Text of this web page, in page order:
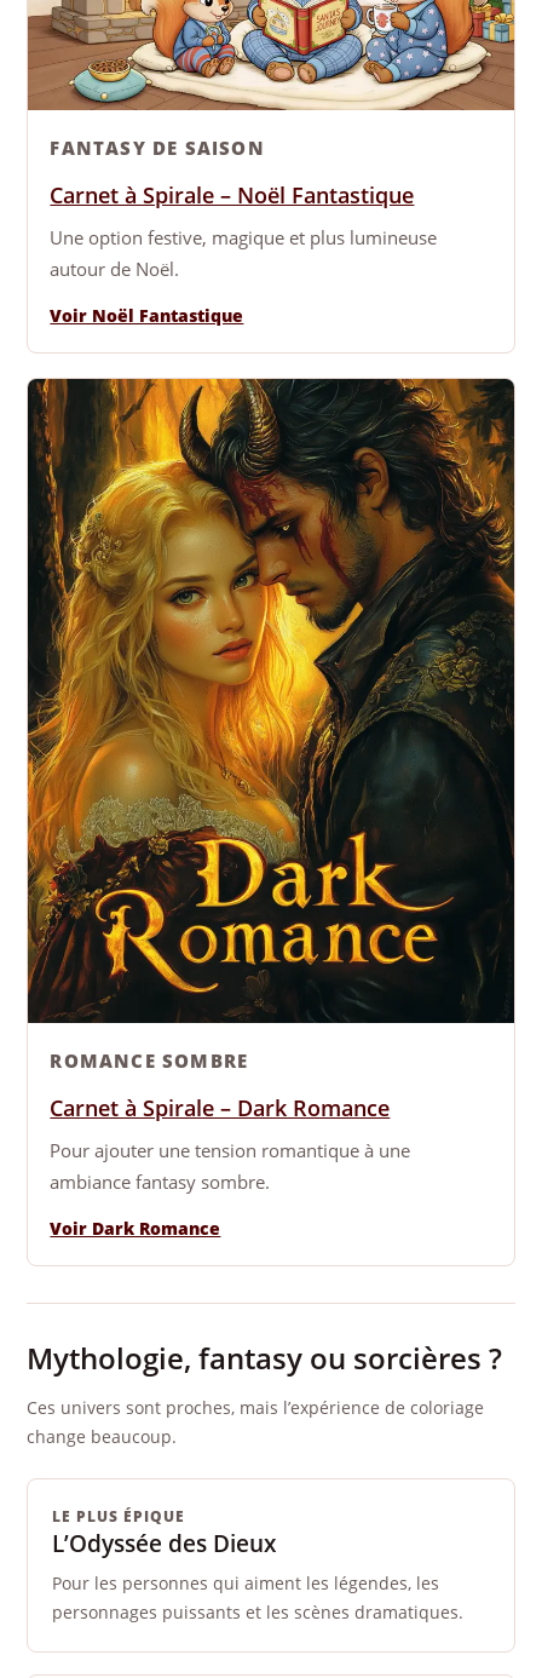
FANTASY DE SAISON
Carnet à Spirale – Noël Fantastique
Une option festive, magique et plus lumineuse
autour de Noël.
Voir Noël Fantastique
ROMANCE SOMBRE
Carnet à Spirale – Dark Romance
Pour ajouter une tension romantique à une
ambiance fantasy sombre.
Voir Dark Romance
Mythologie, fantasy ou sorcières ?
Ces univers sont proches, mais l’expérience de coloriage
change beaucoup.
LE PLUS ÉPIQUE
L’Odyssée des Dieux
Pour les personnes qui aiment les légendes, les
personnages puissants et les scènes dramatiques.